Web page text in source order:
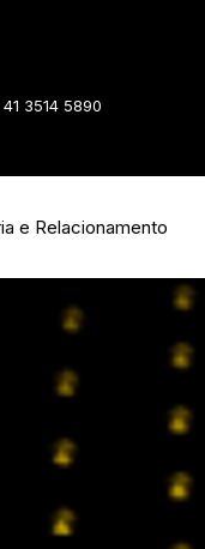
3514 5890
e Relacionamento